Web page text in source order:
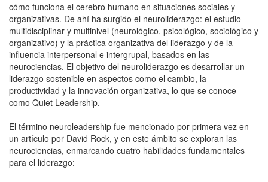
cómo funciona el cerebro humano en situaciones sociales y
organizativas. De ahí ha surgido el neuroliderazgo: el estudio
multidisciplinar y multinivel (neurológico, psicológico, sociológico y
organizativo) y la práctica organizativa del liderazgo y de la
influencia interpersonal e intergrupal, basados en las
neurociencias. El objetivo del neuroliderazgo es desarrollar un
liderazgo sostenible en aspectos como el cambio, la
productividad y la innovación organizativa, lo que se conoce
como Quiet Leadership.
El término neuroleadership fue mencionado por primera vez en
un artículo por David Rock, y en este ámbito se exploran las
neurociencias, enmarcando cuatro habilidades fundamentales
para el liderazgo: